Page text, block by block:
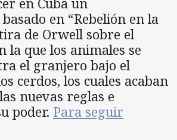
en “Rebelión en la
de Orwell sobre el
la que los animales se
el granjero bajo el
cerdos, los cuales acaban
nuevas reglas e
poder. Para seguir